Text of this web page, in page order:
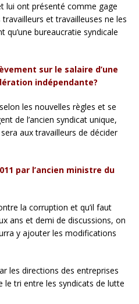
lui ont présenté comme gage
et travailleuses ne les
qu’une bureaucratie syndicale
sur le salaire d’une
indépendante?
les nouvelles règles et se
de l’ancien syndicat unique,
aux travailleurs de décider
par l’ancien ministre du
la corruption et qu’il faut
ans et demi de discussions, on
y ajouter les modifications
les directions des entreprises
le tri entre les syndicats de lutte